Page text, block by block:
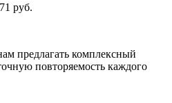
руб.
предлагать комплексный
повторяемость каждого